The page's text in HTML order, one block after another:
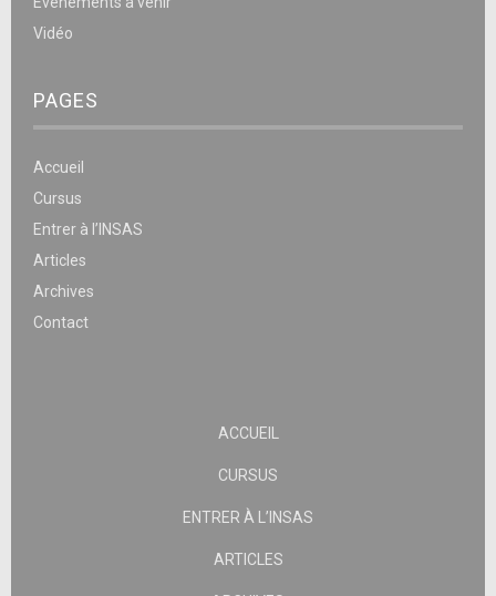
Vidéo
PAGES
Accueil
Cursus
Entrer à l’INSAS
Articles
Archives
Contact
ACCUEIL
CURSUS
ENTRER À L’INSAS
ARTICLES